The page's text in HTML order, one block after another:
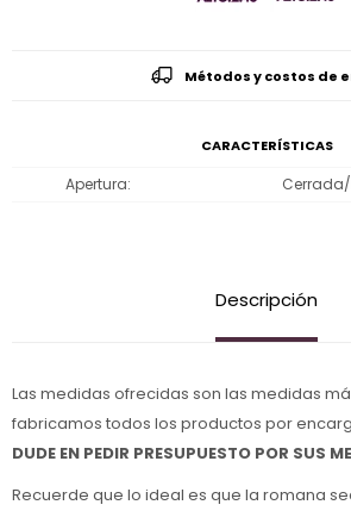
Métodos y costos de
CARACTERÍSTICAS
Apertura
Descripción
Las medidas ofrecidas son las medidas
fabricamos todos los productos por
DUDE EN PEDIR PRESUPUESTO POR SUS
Recuerde que lo ideal es que la romana